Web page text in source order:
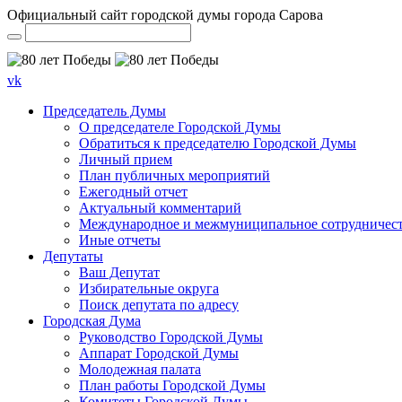
Официальный сайт городской думы города Сарова
vk
Председатель Думы
О председателе Городской Думы
Обратиться к председателю Городской Думы
Личный прием
План публичных мероприятий
Ежегодный отчет
Актуальный комментарий
Международное и межмуниципальное
Иные отчеты
Депутаты
Ваш Депутат
Избирательные округа
Поиск депутата по адресу
Городская Дума
Руководство Городской Думы
Аппарат Городской Думы
Молодежная палата
План работы Городской Думы